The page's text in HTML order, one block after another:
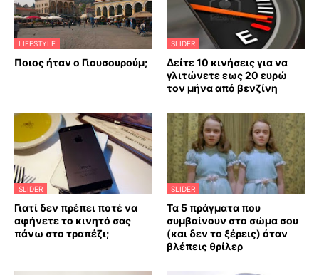
LIFESTYLE
Ποιος ήταν ο Γιουσουρούμ;
SLIDER
Δείτε 10 κινήσεις για να
γλιτώνετε εως 20 ευρώ
τον μήνα από βενζίνη
SLIDER
Γιατί δεν πρέπει ποτέ να
αφήνετε το κινητό σας
πάνω στο τραπέζι;
SLIDER
Τα 5 πράγματα που
συμβαίνουν στο σώμα σου
(και δεν το ξέρεις) όταν
βλέπεις θρίλερ